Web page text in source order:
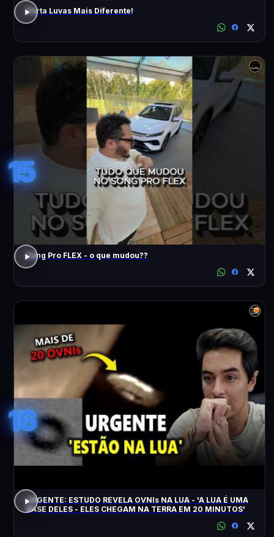
Porta Luvas Mais Diferente!
15
Song Pro FLEX - o que mudou??
16
URGENTE: ESTUDO REVELA OVNIs NA LUA - 'A LUA É UMA
BASE DELES - ELES CHEGAM NA TERRA EM 20 MINUTOS'